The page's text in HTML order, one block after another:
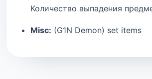
Количество выпадения
Misc: (G1N Demon) set items